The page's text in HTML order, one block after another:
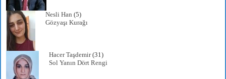
Nesli Han (5)
Gözyaşı Kurağı
Hacer Taşdemir(31)
Sol Yanın Dört Rengi